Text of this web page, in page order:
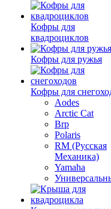
Кофры для
квадроциклов
Кофры для ружья
Кофры для
Aodes
Arctic Cat
Brp
Polaris
RM (Русская
Механика)
Yamaha